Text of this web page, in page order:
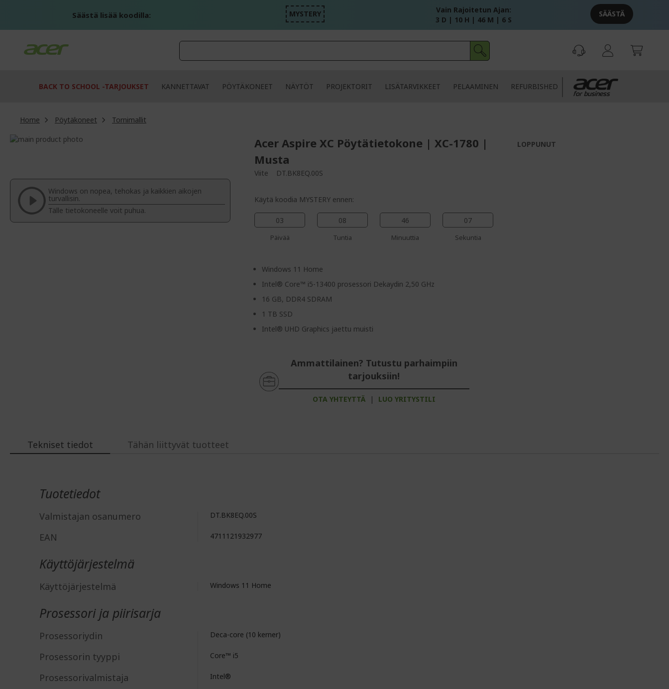
Säästä lisää koodilla: MYSTERY
Vain Rajoitetun Ajan:
3 D | 10 H | 46 M | 6 S
SÄÄSTÄ
BACK TO SCHOOL -TARJOUKSET KANNETTAVAT PÖYTÄKONEET NÄYTÖT PROJEKTORIT LISÄTARVIKKEET PELAAMINEN REFURBISHED
Home Pöytäkoneet
Tornimallit
Skip
of
images
gallery
beginning
the
images
gallery
Windows on nopea, tehokas ja kaikkien aikojen
turvallisin.
Tälle tietokoneelle voit puhua.
Acer Aspire XC Pöytätietokone | XC-1780 |
Musta
Viite DT.BK8EQ.00S
Käytä koodia MYSTERY ennen:
03
Päivää
08
Tuntia
46
Minuuttia
06
Sekuntia
Windows 11 Home
Intel® Core™ i5-13400 prosessori Dekaydin 2,50 GHz
16 GB, DDR4 SDRAM
1 TB SSD
Intel® UHD Graphics jaettu muisti
Ammattilainen? Tutustu parhaimpiin
tarjouksiin!
OTA YHTEYTTÄ | LUO YRITYSTILI
LOPPUNUT
Tekniset tiedot
Tuotetiedot
Valmistajan osanumero DT.BK8EQ.00S
EAN 4711121932977
Käyttöjärjestelmä
Käyttöjärjestelmä Windows 11 Home
Prosessori ja piirisarja
Prosessoriydin Deca-core (10 kerner)
Prosessorin tyyppi Core™ i5
Prosessorivalmistaja Intel®
Tähän liittyvät tuotteet